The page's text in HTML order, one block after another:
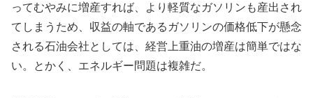
ってむやみに増産すれば、より軽質なガソリンも産出され
てしまうため、収益の軸であるガソリンの価格低下が懸念
される石油会社としては、経営上重油の増産は簡単ではな
い。とかく、エネルギー問題は複雑だ。